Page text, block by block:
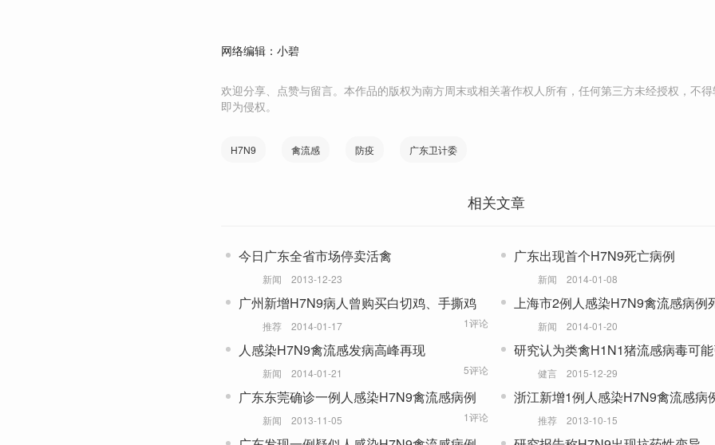
网络编辑：小碧
欢迎分享、点赞与留言。本作品的版权为南方周末或相关著作权人所有，任何第三方未经授权，不
即为侵权。
H7N9 禽流感 防疫 广东卫计委
相关文章
今日广东全省市场停卖活禽
新闻 2013-12-23
广东出现首个H7N9死亡病例
新闻 2014-01-08
广州新增H7N9病人曾购买白切鸡、手撕鸡
推荐 2014-01-17 1评论
上海市2例人感染H7N9禽流感病例
新闻 2014-01-20
人感染H7N9禽流感发病高峰再现
新闻 2014-01-21 5评论
研究认为类禽H1N1猪流感病毒可
流感流行
健言 2015-12-29
广东东莞确诊一例人感染H7N9禽流感病例
新闻 2013-11-05 1评论
浙江新增1例人感染H7N9禽流感病
推荐 2013-10-15